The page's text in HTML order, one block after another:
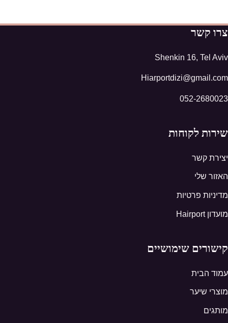
צרו קשר
Shenkin 16, Tel Aviv
Hiarportdizi@gmail.com
052-2680023
שירות לקוחות
יצירת קשר
האזור שלי
מדיניות פרטיות
מועדון Hairport
קישורים שימושיים
עמוד הבית
מוצרי שיער
מותגים